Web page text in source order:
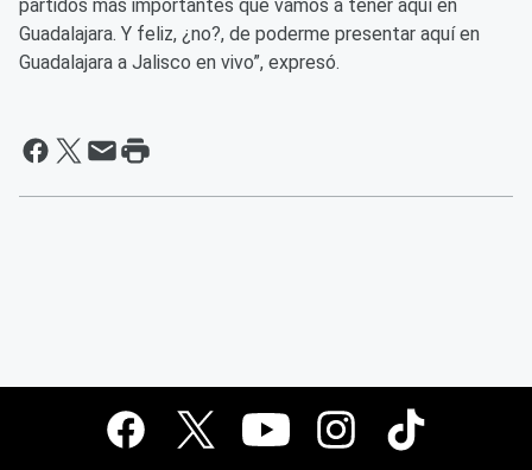
partidos más importantes que vamos a tener aquí en
Guadalajara. Y feliz, ¿no?, de poderme presentar aquí en
Guadalajara a Jalisco en vivo”, expresó.